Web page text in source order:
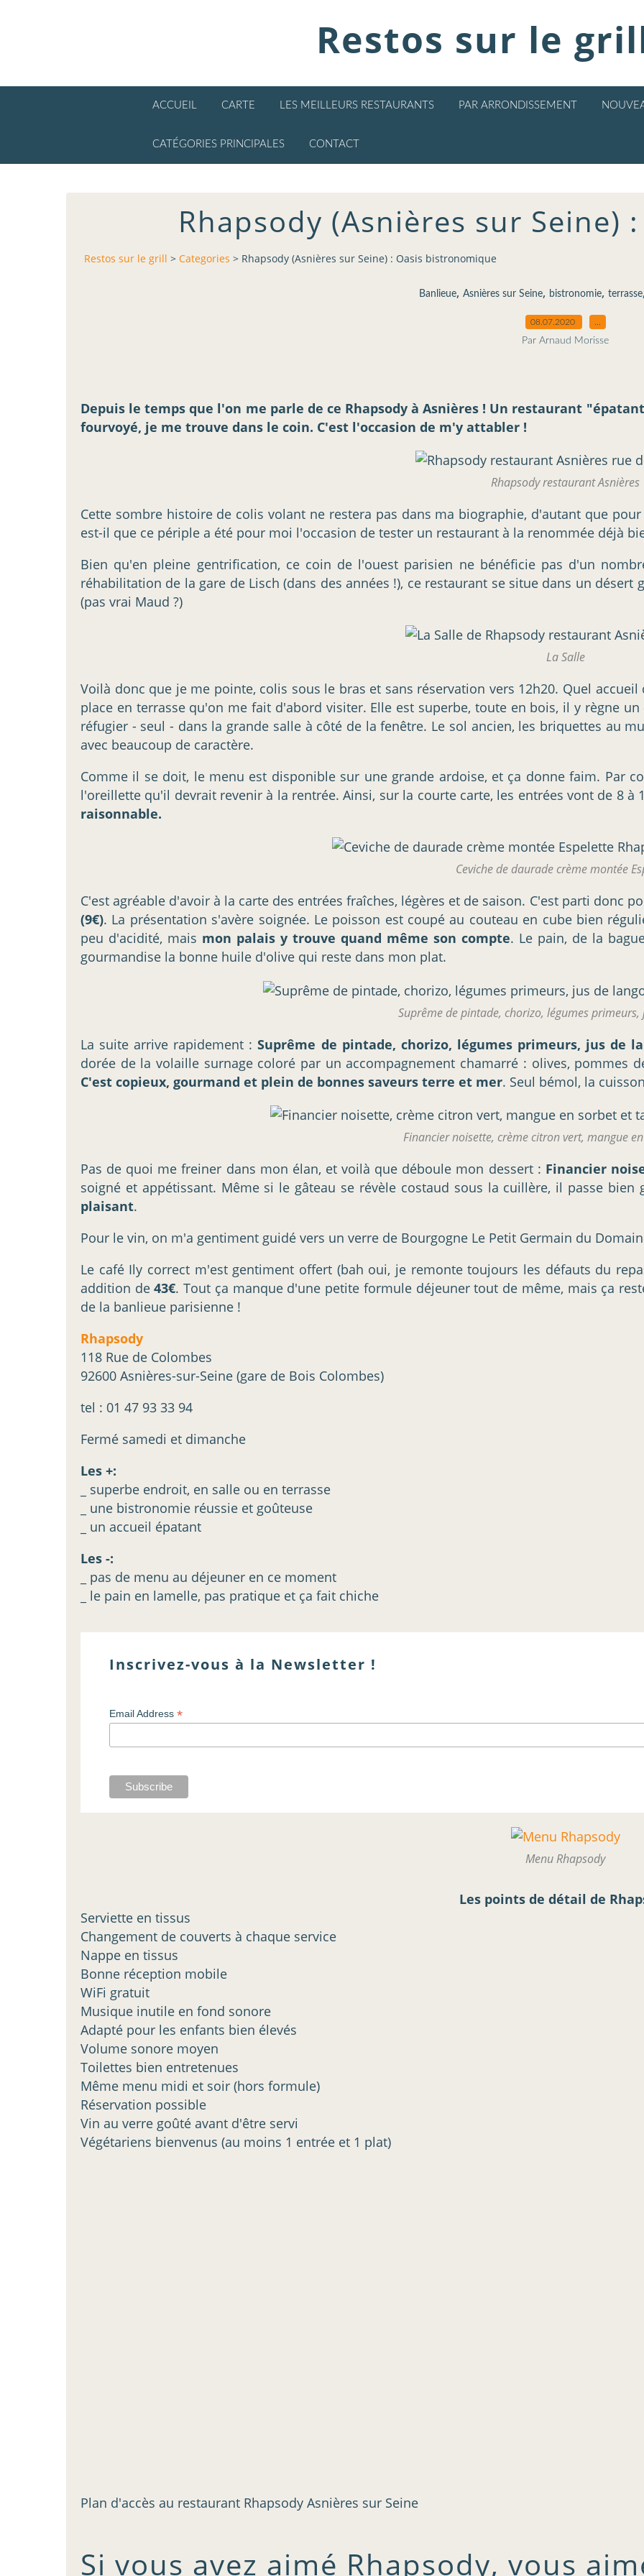
Restos sur le
ACCUEIL CARTE LES MEILLEURS RESTAURANTS PAR ARRONDISSEMENT
CATÉGORIES PRINCIPALES CONTACT
Rhapsody (Asnières sur
Restos sur le grill > Categories > Rhapsody (Asnières sur Seine) : Oasis bistronomique
Banlieue, Asnières sur Seine, bistronomie, terrasse,
08.07.2020
Par Arnaud Morisse
Depuis le temps que l'on me parle de ce Rhapsody à Asnières ! Un restaurant
fourvoyé, je me trouve dans le coin. C'est l'occasion de m'y attabler !
Rhapsody restaurant Asnières
Cette sombre histoire de colis volant ne restera pas dans ma biographie, d'autant que
est-il que ce périple a été pour moi l'occasion de tester un restaurant à la renommée déjà
Bien qu'en pleine gentrification, ce coin de l'ouest parisien ne bénéficie pas d'un
réhabilitation de la gare de Lisch (dans des années !), ce restaurant se situe dans un
(pas vrai Maud ?)
La Salle
Voilà donc que je me pointe, colis sous le bras et sans réservation vers 12h20. Quel
place en terrasse qu'on me fait d'abord visiter. Elle est superbe, toute en bois, il y règne
réfugier - seul - dans la grande salle à côté de la fenêtre. Le sol ancien, les briquettes au
avec beaucoup de caractère.
Comme il se doit, le menu est disponible sur une grande ardoise, et ça donne faim. Par
l'oreillette qu'il devrait revenir à la rentrée. Ainsi, sur la courte carte, les entrées vont de 8
raisonnable.
Ceviche de daurade crème montée
C'est agréable d'avoir à la carte des entrées fraîches, légères et de saison. C'est parti donc
(9€). La présentation s'avère soignée. Le poisson est coupé au couteau en cube bien
peu d'acidité, mais mon palais y trouve quand même son compte. Le pain, de la
gourmandise la bonne huile d'olive qui reste dans mon plat.
Suprême de pintade, chorizo, légumes
La suite arrive rapidement :Suprême de pintade, chorizo, légumes primeurs, jus de
dorée de la volaille surnage coloré par un accompagnement chamarré : olives, pommes
C'est copieux, gourmand et plein de bonnes saveurs terre et mer. Seul bémol, la
Financier noisette, crème citron vert, mangue
Pas de quoi me freiner dans mon élan, et voilà que déboule mon dessert : Financier
soigné et appétissant. Même si le gâteau se révèle costaud sous la cuillère, il passe
plaisant.
Pour le vin, on m'a gentiment guidé vers un verre de Bourgogne Le Petit Germain du
Le café Ily correct m'est gentiment offert (bah oui, je remonte toujours les défauts du
addition de43€. Tout ça manque d'une petite formule déjeuner tout de même, mais ça
de la banlieue parisienne !
Rhapsody
118 Rue de Colombes
92600 Asnières-sur-Seine (gare de Bois Colombes)
tel : 01 47 93 33 94
Fermé samedi et dimanche
Les +:
_ superbe endroit, en salle ou en terrasse
_ une bistronomie réussie et goûteuse
_ un accueil épatant
Les -:
_ pas de menu au déjeuner en ce moment
_ le pain en lamelle, pas pratique et ça fait chiche
Inscrivez-vous à la Newsletter !
Email Address*
Menu Rhapsody
Les points de détail de
Serviette en tissus
Changement de couverts à chaque service
Nappe en tissus
Bonne réception mobile
WiFi gratuit
Musique inutile en fond sonore
Adapté pour les enfants bien élevés
Volume sonore moyen
Toilettes bien entretenues
Même menu midi et soir (hors formule)
Réservation possible
Vin au verre goûté avant d'être servi
Végétariens bienvenus (au moins 1 entrée et 1 plat)
Plan d'accès au restaurant Rhapsody Asnières sur Seine
Si vous avez aimé Rhapsody, vous